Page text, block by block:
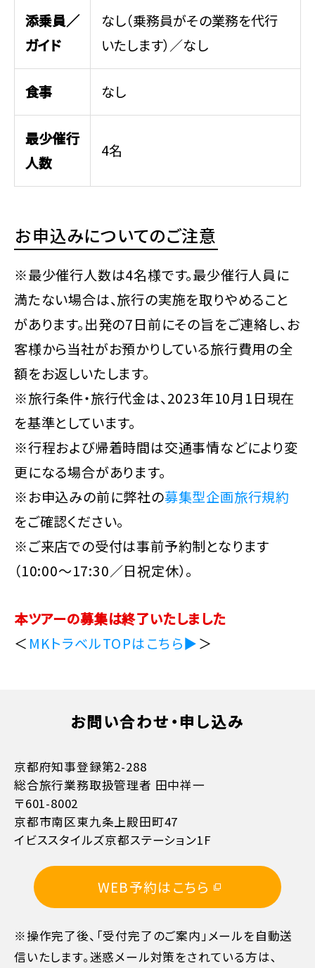
添乗員／
ガイド
なし（乗務員がその業務を代行
いたします）／なし
食事 なし
最少催行
人数
4名
お申込みについてのご注意
※最少催行人数は4名様です。最少催行人員に
満たない場合は、旅行の実施を取りやめること
があります。出発の7日前にその旨をご連絡し、お
客様から当社がお預かりしている旅行費用の全
額をお返しいたします。
※旅行条件・旅行代金は、2023年10月1日現在
を基準としています。
※行程および帰着時間は交通事情などにより変
更になる場合があります。
※お申込みの前に弊社の募集型企画旅行規約
をご確認ください。
※ご来店での受付は事前予約制となります
（10:00～17:30／日祝定休）。
本ツアーの募集は終了いたしました
＜ MKトラベルTOPはこちら▶＞
お問い合わせ・申し込み
京都府知事登録第2-288
総合旅行業務取扱管理者 田中祥一
〒601-8002
京都市南区東九条上殿田町47
イビススタイルズ京都ステーション1F
WEB予約はこちら
※操作完了後、「受付完了のご案内」メールを自動送
信いたします。迷惑メール対策をされている方は､